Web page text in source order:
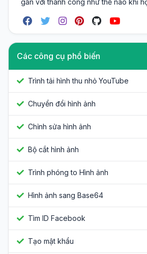
gần với thành công như thế nào khi
Các công cụ phổ biến
Trình tải hình thu nhỏ YouTube
Chuyển đổi hình ảnh
Chỉnh sửa hình ảnh
Bộ cắt hình ảnh
Trình phóng to Hình ảnh
Hình ảnh sang Base64
Tìm ID Facebook
Tạo mật khẩu